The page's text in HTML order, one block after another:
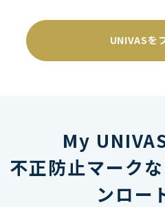
UNIVASを
My
不正防止マーク
ンロー